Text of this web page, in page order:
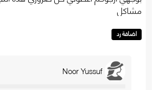
مشاكل
اضافة رد
Noor Yussuf